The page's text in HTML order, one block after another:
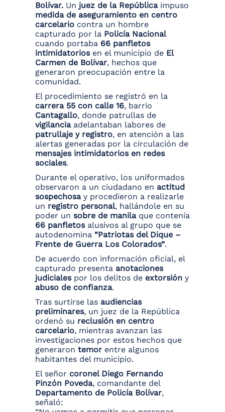
Bolívar. Un juez de la Repúblicaimpuso
medida de aseguramiento en centro
carcelario contra un hombre
capturado por la Policía Nacional
cuando portaba 66 panfletos
intimidatoriosen el municipio de El
Carmen de Bolívar, hechos que
generaron preocupación entre la
comunidad.
El procedimiento se registró en la
carrera 55 con calle 16, barrio
Cantagallo, donde patrullas de
vigilanciaadelantaban labores de
patrullaje y registro, en atención a las
alertas generadas por la circulación de
mensajes intimidatorios en redes
sociales.
Durante el operativo, los uniformados
observaron a un ciudadano en actitud
sospechosay procedieron a realizarle
un registro personal, hallándole en su
poder un sobre de manilaque contenía
66 panfletosalusivos al grupo que se
autodenomina “Patriotas del Dique –
Frente de Guerra Los Colorados”.
De acuerdo con información oficial, el
capturado presenta anotaciones
judicialespor los delitos de extorsión y
abuso de confianza.
Tras surtirse las audiencias
preliminares, un juez de la República
ordenó su reclusión en centro
carcelario, mientras avanzan las
investigaciones por estos hechos que
generaron temor entre algunos
habitantes del municipio.
El señor coronel Diego Fernando
Pinzón Poveda, comandante del
Departamento de Policía Bolívar,
señaló: